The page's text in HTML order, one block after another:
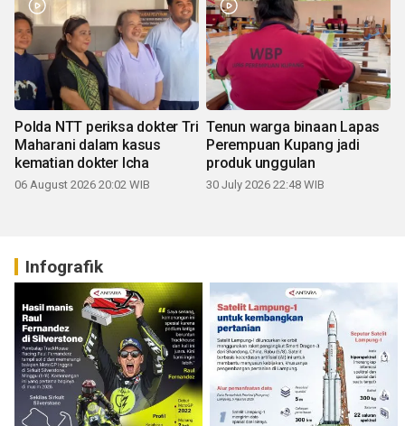
Polda NTT periksa dokter Tri
Maharani dalam kasus
kematian dokter Icha
06 August 2026 20:02 WIB
Tenun warga binaan Lapas
Perempuan Kupang jadi
produk unggulan
30 July 2026 22:48 WIB
Infografik